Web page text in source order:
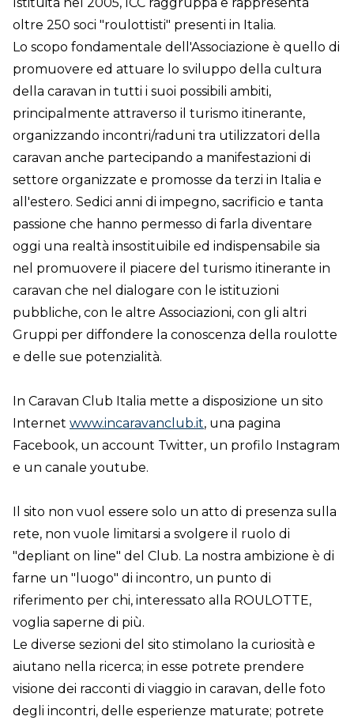
Istituita nel 2005, ICC raggruppa e rappresenta
oltre 250 soci "roulottisti" presenti in Italia.
Lo scopo fondamentale dell'Associazione è quello di
promuovere ed attuare lo sviluppo della cultura
della caravan in tutti i suoi possibili ambiti,
principalmente attraverso il turismo itinerante,
organizzando incontri/raduni tra utilizzatori della
caravan anche partecipando a manifestazioni di
settore organizzate e promosse da terzi in Italia e
all'estero. Sedici anni di impegno, sacrificio e tanta
passione che hanno permesso di farla diventare
oggi una realtà insostituibile ed indispensabile sia
nel promuovere il piacere del turismo itinerante in
caravan che nel dialogare con le istituzioni
pubbliche, con le altre Associazioni, con gli altri
Gruppi per diffondere la conoscenza della roulotte
e delle sue potenzialità.
In Caravan Club Italia mette a disposizione un sito
Internet www.incaravanclub.it, una pagina
Facebook, un account Twitter, un profilo Instagram
e un canale youtube.
Il sito non vuol essere solo un atto di presenza sulla
rete, non vuole limitarsi a svolgere il ruolo di
"depliant on line" del Club. La nostra ambizione è di
farne un "luogo" di incontro, un punto di
riferimento per chi, interessato alla ROULOTTE,
voglia saperne di più.
Le diverse sezioni del sito stimolano la curiosità e
aiutano nella ricerca; in esse potrete prendere
visione dei racconti di viaggio in caravan, delle foto
degli incontri, delle esperienze maturate; potrete